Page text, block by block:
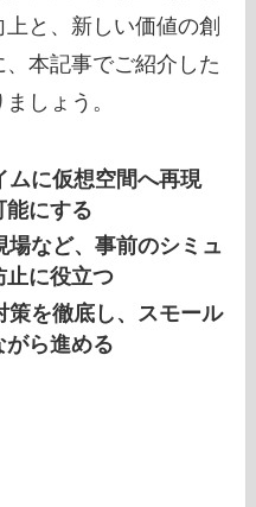
と、新しい価値の創
本記事でご紹介した
しょう。
ムに仮想空間へ再現
能にする
場など、事前のシミュ
止に役立つ
策を徹底し、スモール
がら進める